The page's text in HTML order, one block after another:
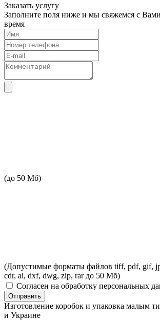
Заказать услугу
Заполните поля ниже и мы свяжемся с
время
(до 50 Мб)
(Допустимые форматы файлов tiff, pdf, gif,
cdr, ai, dxf, dwg, zip, rar до 50 Мб)
Согласен на обработку персональных
Отправить
Изготовление коробок и упаковка малым
и Украине